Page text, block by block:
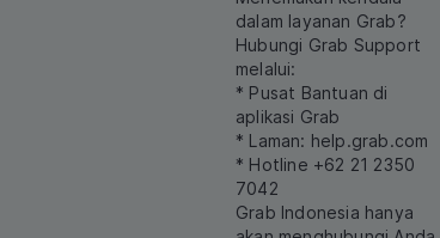
dalam layanan Grab?
Hubungi Grab Support
melalui:
* Pusat Bantuan di
aplikasi Grab
* Laman: help.grab.com
* Hotline +62 21 2350
7042
Grab Indonesia hanya